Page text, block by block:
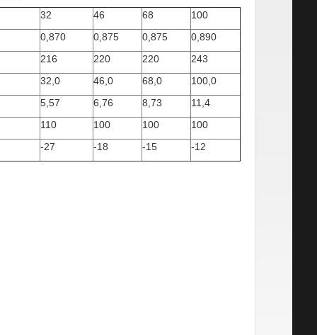
32
46 68
100
0,870
0,875 0,875
0,890
216
220 220
243
32,0
46,0 68,0
100,0
5,57
6,76 8,73
11,4
110
100 100
100
-27
-18 -15 -12